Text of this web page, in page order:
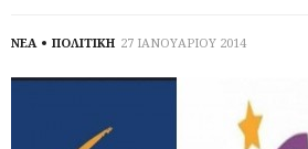
ΝΕΑ ΠΟΛΙΤΙΚΗ 27 ΙΑΝΟΥΑΡΙΟΥ 2014